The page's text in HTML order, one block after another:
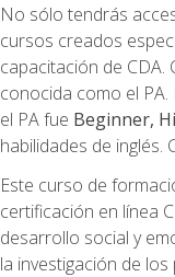
No sólo tendrás
cursos creados
capacitación de
conocida como el PA.
el PA fue Beginner,
habilidades de inglés.
Este curso de
certificación en línea
desarrollo social y
la investigación de